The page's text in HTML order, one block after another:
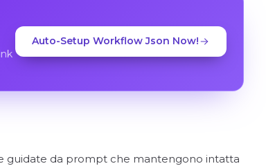
Auto-Setup Workflow Json Now!
guidate da prompt che mantengono intatta